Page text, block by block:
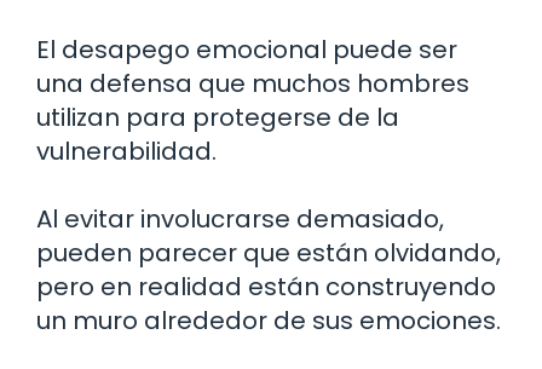
El desapego emocional puede ser
una defensa que muchos hombres
utilizan para protegerse de la
vulnerabilidad.
Al evitar involucrarse demasiado,
pueden parecer que están olvidando,
pero en realidad están construyendo
un muro alrededor de sus emociones.